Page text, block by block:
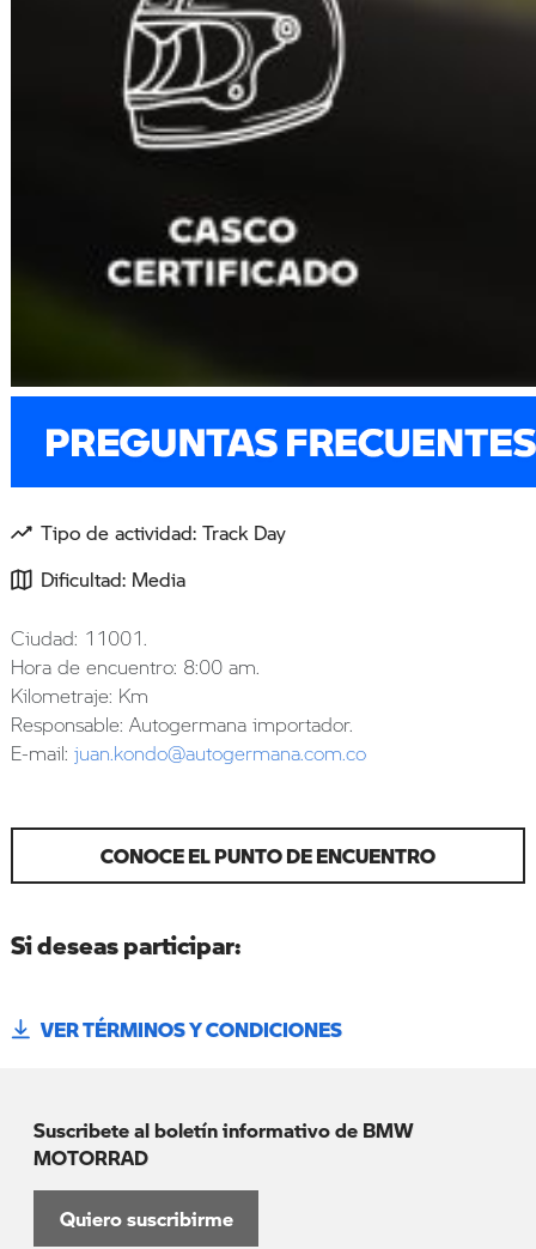
Tipo de actividad: Track Day
Dificultad: Media
Ciudad: 11001.
Hora de encuentro: 8:00 am.
Kilometraje: Km
Responsable: Autogermana importador.
E-mail: juan.kondo@autogermana.com.co
CONOCE EL PUNTO DE ENCUENTRO
Si deseas participar:
VER TÉRMINOS Y CONDICIONES
Suscribete al boletín informativo de BMW
MOTORRAD
Quiero suscribirme